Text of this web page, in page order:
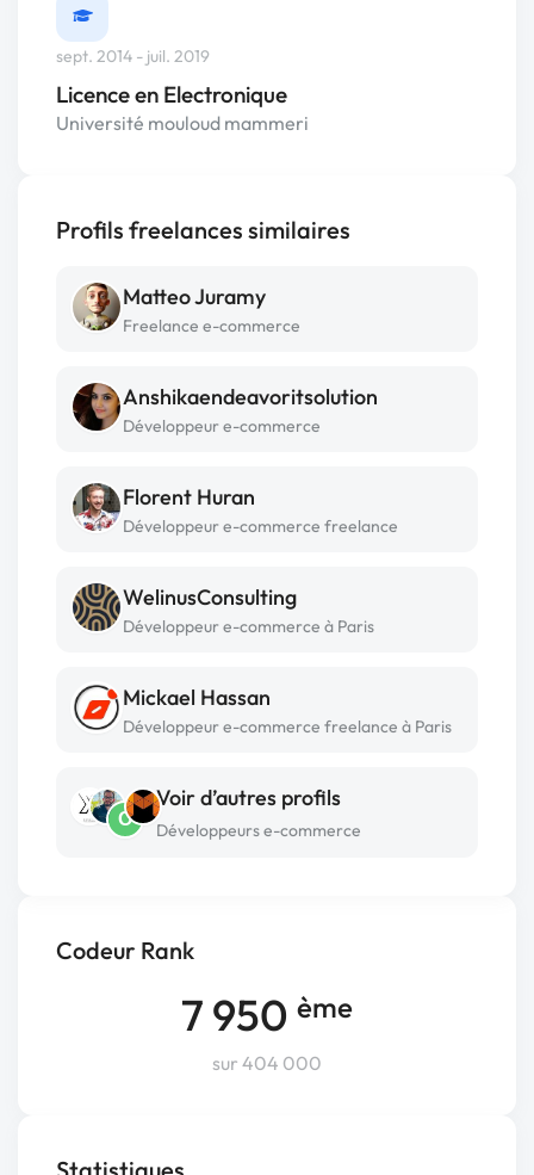
Codeur Rank
7 950 ème
sur 404 000
sept. 2014 - juil. 2019
Licence en Electronique
Université mouloud mammeri
Profils freelances similaires
Matteo Juramy
Freelance e-commerce
Anshikaendeavoritsolution
Développeur e-commerce
Florent Huran
Développeur e-commerce freelance
WelinusConsulting
Développeur e-commerce à Paris
Mickael Hassan
Développeur e-commerce freelance à Paris
O
Voir d’autres profils
Développeurs e-commerce